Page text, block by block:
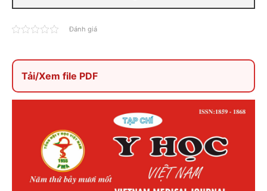
Đánh giá
Tải/Xem file PDF